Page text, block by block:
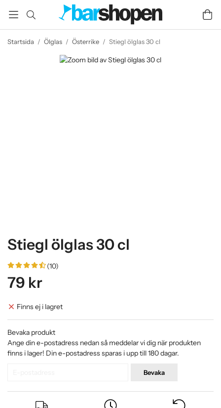
Startsida / Ölglas / Österrike / Stiegl ölglas 30 cl
Stiegl ölglas 30 cl
(10)
79 kr
Finns ej i lagret
Bevaka produkt
Ange din e-postadress nedan så meddelar vi dig när produkten
finns i lager! Din e-postadress sparas i upp till 180 dagar.
Bevaka